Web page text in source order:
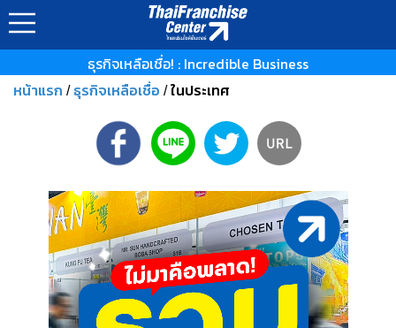
ธุรกิจเหลือเชื่อ! : Incredible Business
หน้าแรก / ธุรกิจเหลือเชื่อ /ในประเทศ